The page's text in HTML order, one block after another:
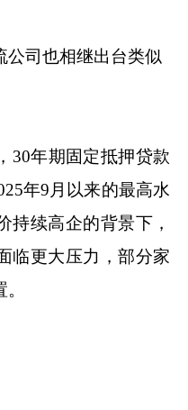
公司也相继出台类似
年期固定抵押贷款
年9月以来的最高水
持续高企的背景下，
临更大压力，部分家